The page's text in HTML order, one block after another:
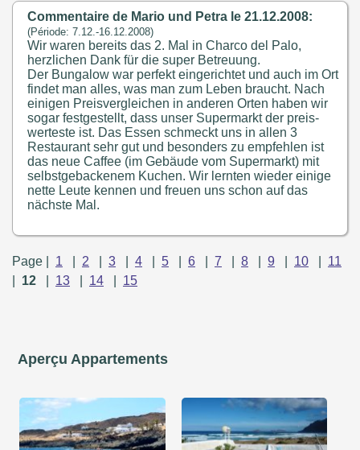
Commentaire de Mario und Petra le 21.12.2008:
(Période: 7.12.-16.12.2008)
Wir waren bereits das 2. Mal in Charco del Palo,
herzlichen Dank für die super Betreuung.
Der Bungalow war perfekt eingerichtet und auch im Ort
findet man alles, was man zum Leben braucht. Nach
einigen Preisvergleichen in anderen Orten haben wir
sogar festgestellt, dass unser Supermarkt der preis-
werteste ist. Das Essen schmeckt uns in allen 3
Restaurant sehr gut und besonders zu empfehlen ist
das neue Caffee (im Gebäude vom Supermarkt) mit
selbstgebackenem Kuchen. Wir lernten wieder einige
nette Leute kennen und freuen uns schon auf das
nächste Mal.
Page | 1 2 3 4 5 6 7 8 9 10
11
12 13 14 15
Aperçu Appartements